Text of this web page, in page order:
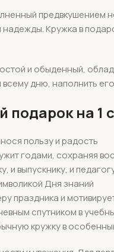
предвкушением
Кружка в
и обыденный,
дню, наполнить
подарок на 1
пользу и радость
годами, сохраняя
и выпускнику, и
Дня знаний
праздника и
спутником в
кружку в